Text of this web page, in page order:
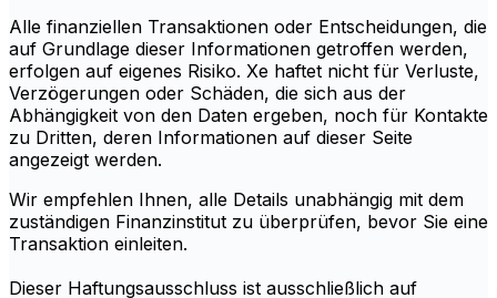
Alle finanziellen Transaktionen oder Entscheidungen, die
auf Grundlage dieser Informationen getroffen werden,
erfolgen auf eigenes Risiko. Xe haftet nicht für Verluste,
Verzögerungen oder Schäden, die sich aus der
Abhängigkeit von den Daten ergeben, noch für Kontakte
zu Dritten, deren Informationen auf dieser Seite
angezeigt werden.
Wir empfehlen Ihnen, alle Details unabhängig mit dem
zuständigen Finanzinstitut zu überprüfen, bevor Sie eine
Transaktion einleiten.
Dieser Haftungsausschluss ist ausschließlich auf